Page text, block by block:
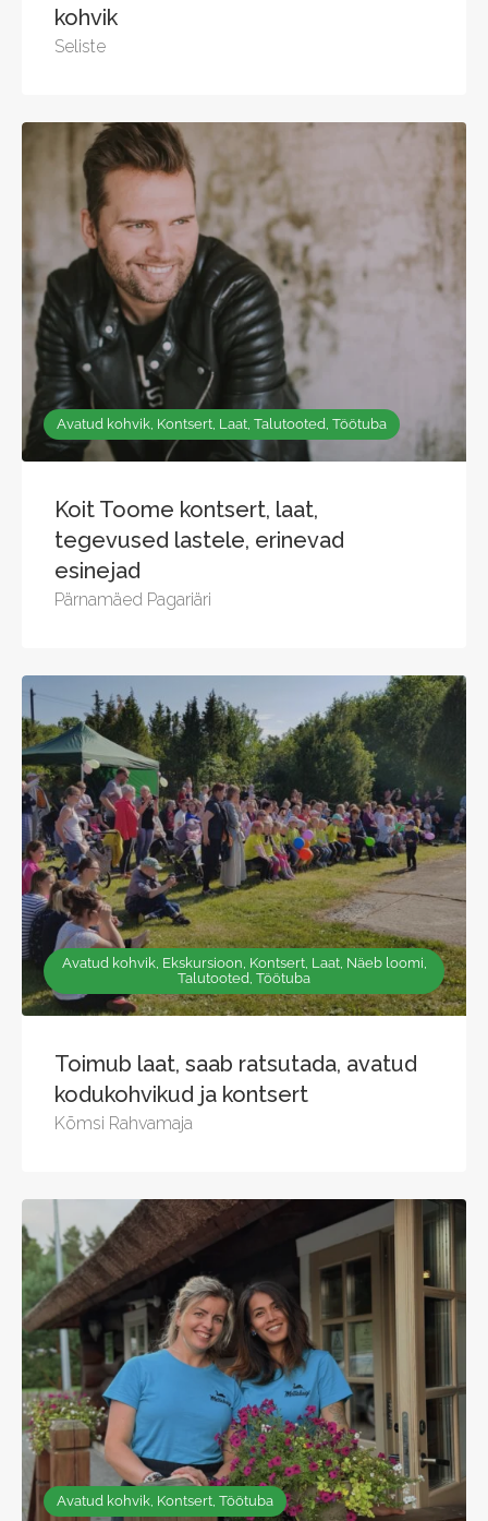
kohvik
Seliste
Avatud kohvik, Kontsert, Laat, Talutooted, Töötuba
Koit Toome kontsert, laat,
tegevused lastele, erinevad
esinejad
Pärnamäed Pagariäri
Avatud kohvik, Ekskursioon, Kontsert, Laat, Näeb loomi,
Talutooted, Töötuba
Toimub laat, saab ratsutada, avatud
kodukohvikud ja kontsert
Kõmsi Rahvamaja
Avatud kohvik, Kontsert, Töötuba